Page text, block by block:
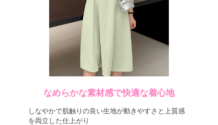
なめらかな素材感で快適な着心地
しなやかで肌触りの良い生地が動きやすさと上質感
を両立した仕上がり